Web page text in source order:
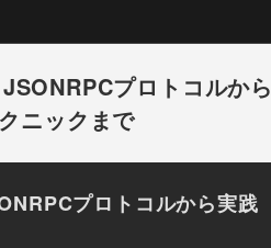
プロトコルから
ニックまで
プロトコルから実践